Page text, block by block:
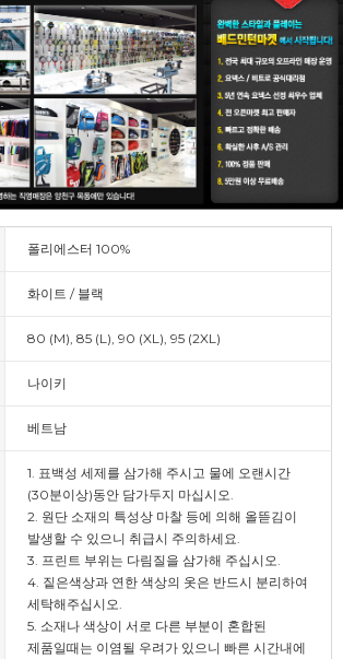
폴리에스터 100%
화이트 / 블랙
80 (M), 85 (L), 90 (XL), 95 (2XL)
나이키
베트남
1. 표백성 세제를 삼가해 주시고 물에 오랜시간
(30분이상)동안 담가두지 마십시오.
2. 원단 소재의 특성상 마찰 등에 의해 올뜯김이
발생할 수 있으니 취급시 주의하세요.
3. 프린트 부위는 다림질을 삼가해 주십시오.
4. 짙은색상과 연한 색상의 옷은 반드시 분리하여
세탁해주십시오.
5. 소재나 색상이 서로 다른 부분이 혼합된
제품일때는 이염될 우려가 있으니 빠른 시간내에